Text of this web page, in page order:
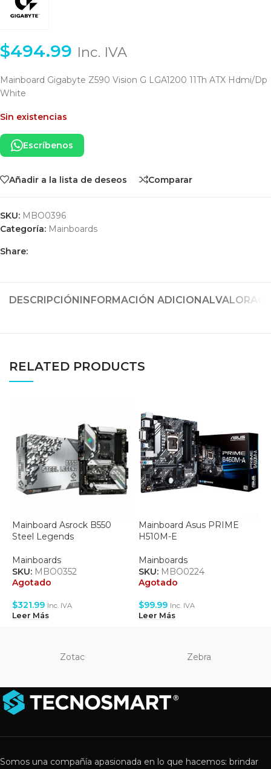
$494.99 Inc. IVA
Mainboard Gigabyte Z590 Vision G LGA1200 11Th ATX Hdmi/Dp
White
Sin existencias
Escríbenos
Añadir a la lista de deseos Comparar
SKU: MBO0396
Categoría: Mainboards
Share:
DESCRIPCIÓN INFORMACIÓN ADICIONAL
RELATED PRODUCTS
Mainboard Asrock B550
Steel Legends
Mainboards
SKU: MBO0352
Agotado
$321.99 Inc. IVA
Leer Más
Mainboard Asus PRIME
H510M-E
Mainboards
SKU: MBO0224
Agotado
$99.99 Inc. IVA
Leer Más
Zotac Zebra
Somos una compañía apasionada en lo que hacemos: brindar